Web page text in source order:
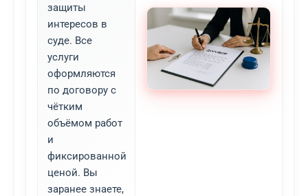
защиты
интересов в
суде. Все
услуги
оформляются
по договору с
чётким
объёмом работ
и
фиксированной
ценой. Вы
заранее знаете,